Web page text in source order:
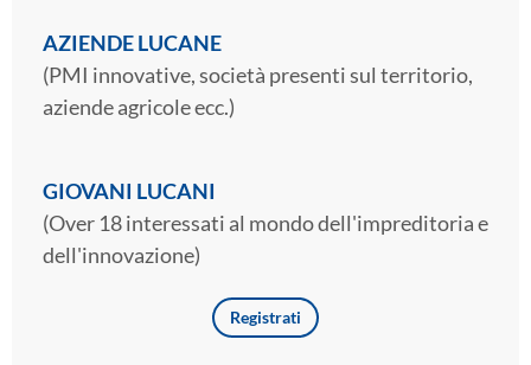
AZIENDE LUCANE
(PMI innovative, società presenti sul territorio,
aziende agricole ecc.)
GIOVANI LUCANI
(Over 18 interessati al mondo dell'impreditoria e
dell'innovazione)
Registrati